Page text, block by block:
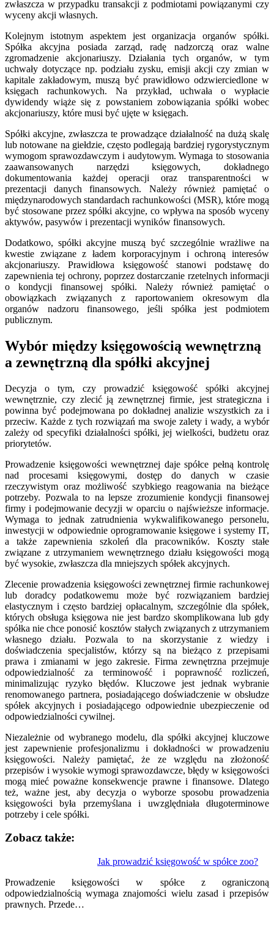
zwłaszcza w przypadku transakcji z podmiotami powiązanymi czy
wyceny akcji własnych.
Kolejnym istotnym aspektem jest organizacja organów spółki.
Spółka akcyjna posiada zarząd, radę nadzorczą oraz walne
zgromadzenie akcjonariuszy. Działania tych organów, w tym
uchwały dotyczące np. podziału zysku, emisji akcji czy zmian w
kapitale zakładowym, muszą być prawidłowo odzwierciedlone w
księgach rachunkowych. Na przykład, uchwała o wypłacie
dywidendy wiąże się z powstaniem zobowiązania spółki wobec
akcjonariuszy, które musi być ujęte w księgach.
Spółki akcyjne, zwłaszcza te prowadzące działalność na dużą skalę
lub notowane na giełdzie, często podlegają bardziej rygorystycznym
wymogom sprawozdawczym i audytowym. Wymaga to stosowania
zaawansowanych narzędzi księgowych, dokładnego
dokumentowania każdej operacji oraz transparentności w
prezentacji danych finansowych. Należy również pamiętać o
międzynarodowych standardach rachunkowości (MSR), które mogą
być stosowane przez spółki akcyjne, co wpływa na sposób wyceny
aktywów, pasywów i prezentacji wyników finansowych.
Dodatkowo, spółki akcyjne muszą być szczególnie wrażliwe na
kwestie związane z ładem korporacyjnym i ochroną interesów
akcjonariuszy. Prawidłowa księgowość stanowi podstawę do
zapewnienia tej ochrony, poprzez dostarczanie rzetelnych informacji
o kondycji finansowej spółki. Należy również pamiętać o
obowiązkach związanych z raportowaniem okresowym dla
organów nadzoru finansowego, jeśli spółka jest podmiotem
publicznym.
Wybór między księgowością wewnętrzną
a zewnętrzną dla spółki akcyjnej
Decyzja o tym, czy prowadzić księgowość spółki akcyjnej
wewnętrznie, czy zlecić ją zewnętrznej firmie, jest strategiczna i
powinna być podejmowana po dokładnej analizie wszystkich za i
przeciw. Każde z tych rozwiązań ma swoje zalety i wady, a wybór
zależy od specyfiki działalności spółki, jej wielkości, budżetu oraz
priorytetów.
Prowadzenie księgowości wewnętrznej daje spółce pełną kontrolę
nad procesami księgowymi, dostęp do danych w czasie
rzeczywistym oraz możliwość szybkiego reagowania na bieżące
potrzeby. Pozwala to na lepsze zrozumienie kondycji finansowej
firmy i podejmowanie decyzji w oparciu o najświeższe informacje.
Wymaga to jednak zatrudnienia wykwalifikowanego personelu,
inwestycji w odpowiednie oprogramowanie księgowe i systemy IT,
a także zapewnienia szkoleń dla pracowników. Koszty stałe
związane z utrzymaniem wewnętrznego działu księgowości mogą
być wysokie, zwłaszcza dla mniejszych spółek akcyjnych.
Zlecenie prowadzenia księgowości zewnętrznej firmie rachunkowej
lub doradcy podatkowemu może być rozwiązaniem bardziej
elastycznym i często bardziej opłacalnym, szczególnie dla spółek,
których obsługa księgowa nie jest bardzo skomplikowana lub gdy
spółka nie chce ponosić kosztów stałych związanych z utrzymaniem
własnego działu. Pozwala to na skorzystanie z wiedzy i
doświadczenia specjalistów, którzy są na bieżąco z przepisami
prawa i zmianami w jego zakresie. Firma zewnętrzna przejmuje
odpowiedzialność za terminowość i poprawność rozliczeń,
minimalizując ryzyko błędów. Kluczowe jest jednak wybranie
renomowanego partnera, posiadającego doświadczenie w obsłudze
spółek akcyjnych i posiadającego odpowiednie ubezpieczenie od
odpowiedzialności cywilnej.
Niezależnie od wybranego modelu, dla spółki akcyjnej kluczowe
jest zapewnienie profesjonalizmu i dokładności w prowadzeniu
księgowości. Należy pamiętać, że ze względu na złożoność
przepisów i wysokie wymogi sprawozdawcze, błędy w księgowości
mogą mieć poważne konsekwencje prawne i finansowe. Dlatego
też, ważne jest, aby decyzja o wyborze sposobu prowadzenia
księgowości była przemyślana i uwzględniała długoterminowe
potrzeby i cele spółki.
Zobacz także:
Jak prowadzić księgowość w spółce zoo?
Prowadzenie księgowości w spółce z ograniczoną
odpowiedzialnością wymaga znajomości wielu zasad i przepisów
prawnych. Przede…
wpisu